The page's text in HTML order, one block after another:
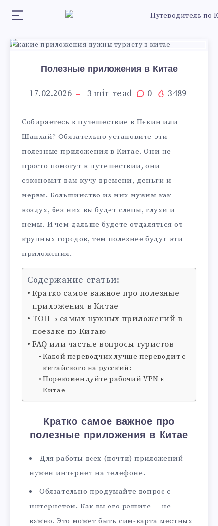
Полезные приложения в Китае
17.02.2026 3 min read 0 3489
Собираетесь в путешествие в Пекин или
Шанхай? Обязательно установите эти
полезные приложения в Китае. Они не
просто помогут в путешествии, они
сэкономят вам кучу времени, деньги и
нервы. Большинство из них нужны как
воздух, без них вы будет слепы, глухи и
немы. И чем дальше будете отдаляться от
крупных городов, тем полезнее будут эти
приложения.
Содержание статьи:
Кратко самое важное про полезные
приложения в Китае
ТОП-5 самых нужных приложений в
поездке по Китаю
FAQ или частые вопросы туристов
Какой переводчик лучше переводит с
китайского на русский:
Порекомендуйте рабочий VPN в
Китае
Кратко самое важное про
полезные приложения в Китае
Для работы всех (почти) приложений
нужен интернет на телефоне.
Обязательно продумайте вопрос с
интернетом. Как вы его решите — не
важно. Это может быть сим-карта местных